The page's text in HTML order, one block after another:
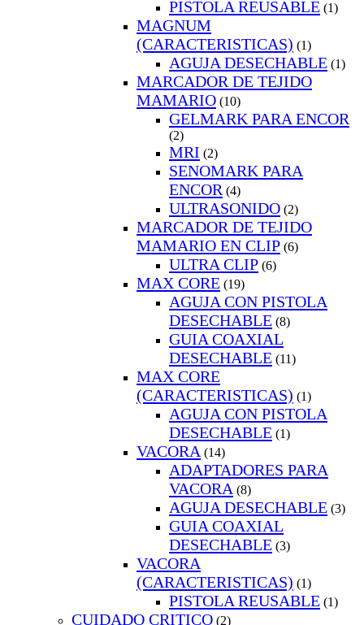
PISTOLA REUSABLE (1)
MAGNUM
(CARACTERISTICAS) (1)
AGUJA DESECHABLE (1)
MARCADOR DE TEJIDO
MAMARIO (10)
GELMARK PARA ENCOR
(2)
MRI (2)
SENOMARK PARA
ENCOR (4)
ULTRASONIDO (2)
MARCADOR DE TEJIDO
MAMARIO EN CLIP (6)
ULTRA CLIP (6)
MAX CORE (19)
AGUJA CON PISTOLA
DESECHABLE (8)
GUIA COAXIAL
DESECHABLE (11)
MAX CORE
(CARACTERISTICAS) (1)
AGUJA CON PISTOLA
DESECHABLE (1)
VACORA (14)
ADAPTADORES PARA
VACORA (8)
AGUJA DESECHABLE (3)
GUIA COAXIAL
DESECHABLE (3)
VACORA
(CARACTERISTICAS) (1)
PISTOLA REUSABLE (1)
CUIDADO CRITICO (2)